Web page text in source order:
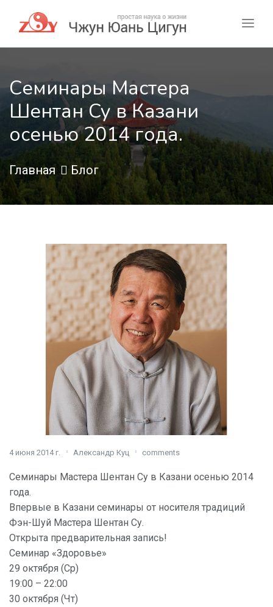
Семинары Мастера
Шентан Су в Казани
осенью 2014 года.
Главная Блог
4 июня 2014 г. Александр Куц comments
Семинары Мастера Шентан Су в Казани осенью 2014
года.
Впервые в Казани семинары от носителя традиций
Фэн-Шуй Мастера Шентан Су.
Открыта предварительная запись!
Семинар «Здоровье»
29 октября (Ср)
19:00 – 22:00
30 октября (Чт)